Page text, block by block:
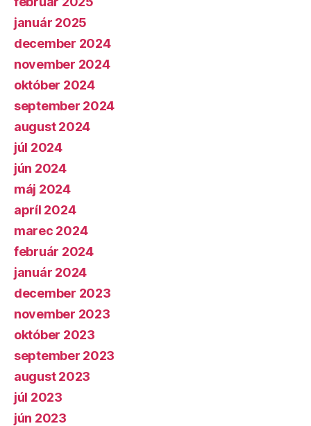
január 2025
december 2024
november 2024
október 2024
september 2024
august 2024
júl 2024
jún 2024
máj 2024
apríl 2024
marec 2024
február 2024
január 2024
december 2023
november 2023
október 2023
september 2023
august 2023
júl 2023
jún 2023